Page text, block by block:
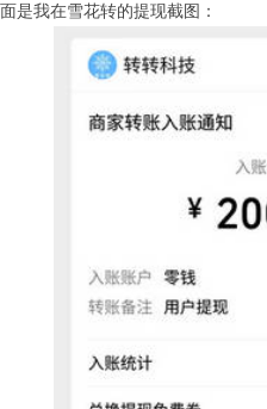
面是我在雪花转的提现截图：